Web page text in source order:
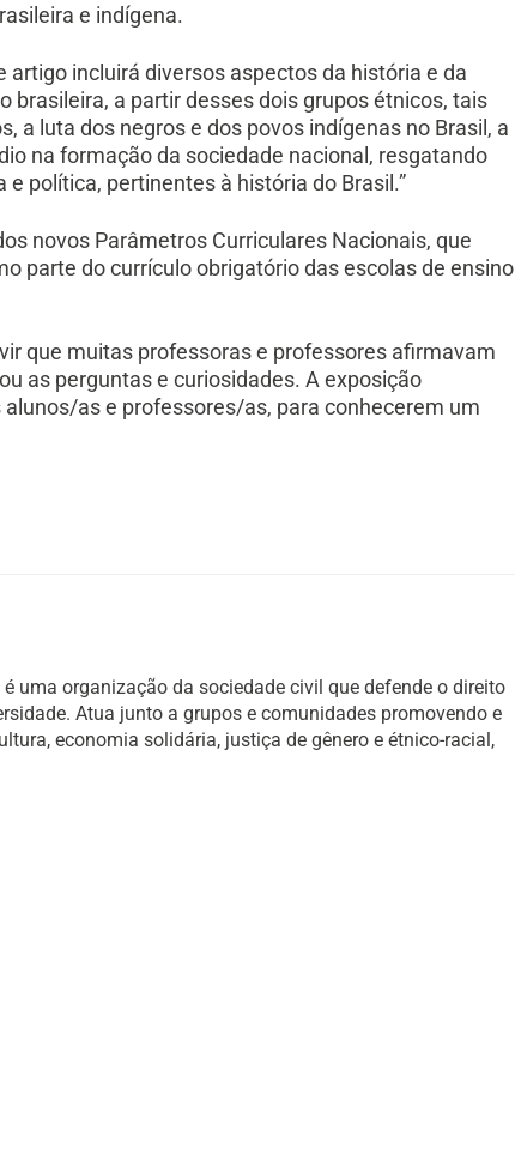
e indígena.
incluirá diversos aspectos da história e da
a partir desses dois grupos étnicos, tais
a luta dos negros e dos povos indígenas no Brasil, a
na formação da sociedade nacional, resgatando
política, pertinentes à história do Brasil.”
novos Parâmetros Curriculares Nacionais, que
parte do currículo obrigatório das escolas de ensino
que muitas professoras e professores afirmavam
as perguntas e curiosidades. A exposição
as e professores/as, para conhecerem um
uma organização da sociedade civil que defende o direito
Atua junto a grupos e comunidades promovendo e
economia solidária, justiça de gênero e étnico-racial,